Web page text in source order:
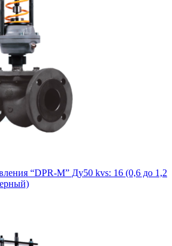
“DPR-M” Ду50 kvs: 16 (0,6 до 1,2